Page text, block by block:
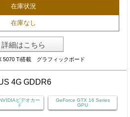
在庫状況
在庫なし
詳細はこちら
Ti搭載 グラフィックボード
ビデオカー
ド
GeForce GTX 16 Series
GPU